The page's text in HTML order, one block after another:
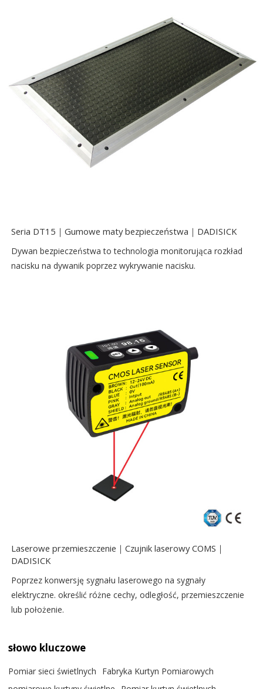
Seria DT15｜Gumowe maty bezpieczeństwa｜DADISICK
Dywan bezpieczeństwa to technologia monitorująca rozkład
nacisku na dywanik poprzez wykrywanie nacisku.
Laserowe przemieszczenie｜Czujnik laserowy COMS｜
DADISICK
Poprzez konwersję sygnału laserowego na sygnały
elektryczne. określić różne cechy, odległość, przemieszczenie
lub położenie.
słowo kluczowe
Pomiar sieci świetlnych
Fabryka Kurtyn Pomiarowych